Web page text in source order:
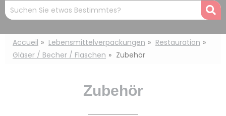
Mots
clés
:
Accueil Lebensmittelverpackungen
Restauration
Gläser / Becher / Flaschen
Zubehör
Zubehör